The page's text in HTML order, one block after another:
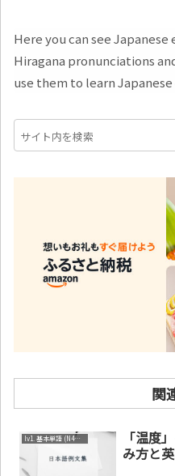
Here you can see
Hiragana pronunciations
use them to learn Japanese
関
lv1. 基本単語 (N4～N5)
「温度
み方と